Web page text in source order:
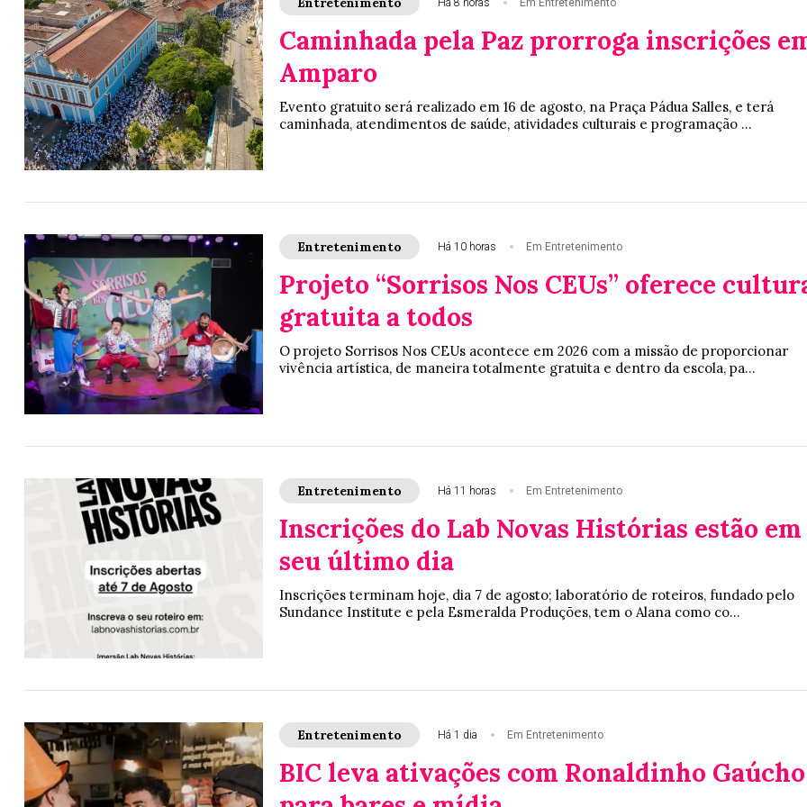
Caminhada pela Paz prorroga inscrições
Amparo
Evento gratuito será realizado em 16 de agosto, na Praça Pádua Salles, e terá
caminhada, atendimentos de saúde, atividades culturais e programação ...
Entretenimento Há 10 horas Em Entretenimento
Projeto “Sorrisos Nos CEUs” oferece
gratuita a todos
O projeto Sorrisos Nos CEUs acontece em 2026 com a missão de proporcionar
vivência artística, de maneira totalmente gratuita e dentro da escola, pa...
Entretenimento Há 11 horas Em Entretenimento
Inscrições do Lab Novas Histórias estão em
seu último dia
Inscrições terminam hoje, dia 7 de agosto; laboratório de roteiros, fundado pelo
Sundance Institute e pela Esmeralda Produções, tem o Alana como co...
Entretenimento Há 1 dia Em Entretenimento
BIC leva ativações com Ronaldinho Gaúcho